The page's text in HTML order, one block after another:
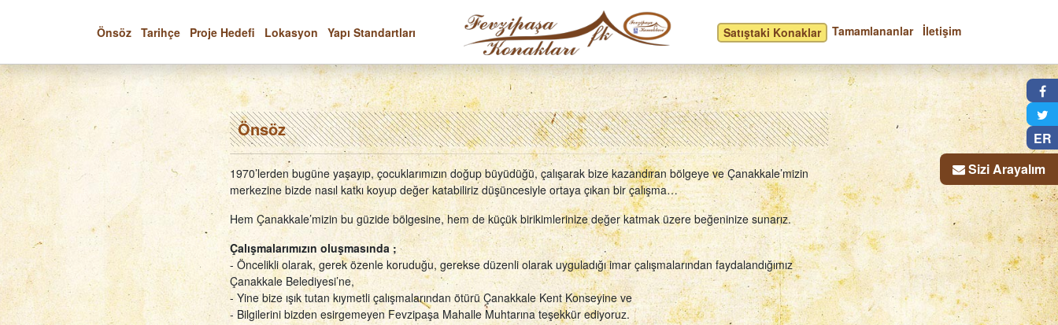
Önsöz Tarihçe Proje Hedefi Lokasyon Yapı Standartları Satıştaki Konaklar Tamamlananlar İletişim
Önsöz
1970’lerden bugüne yaşayıp, çocuklarımızın doğup büyüdüğü, çalışarak bize kazandıran bölgeye ve Çanakkale’mizin
merkezine bizde nasıl katkı koyup değer katabiliriz düşüncesiyle ortaya çıkan bir çalışma…
Hem Çanakkale’mizin bu güzide bölgesine, hem de küçük birikimlerinize değer katmak üzere beğeninize sunarız.
Çalışmalarımızın oluşmasında ;
- Öncelikli olarak, gerek özenle koruduğu, gerekse düzenli olarak uyguladığı imar çalışmalarından faydalandığımız
Çanakkale Belediyesi’ne,
- Yine bize ışık tutan kıymetli çalışmalarından ötürü Çanakkale Kent Konseyine ve
- Bilgilerini bizden esirgemeyen Fevzipaşa Mahalle Muhtarına teşekkür ediyoruz.
×
ER
Sizi Arayalım